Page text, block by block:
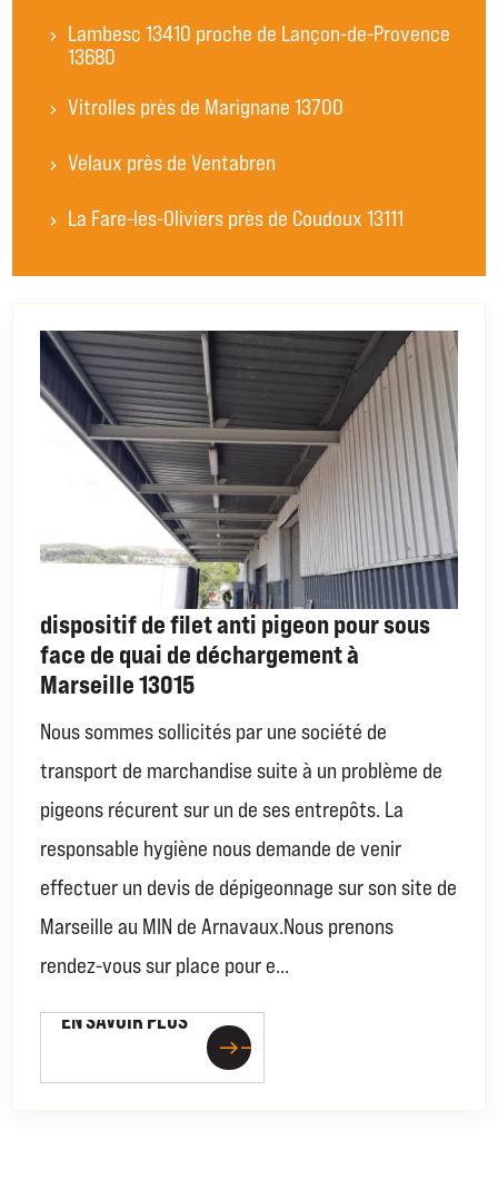
Lambesc 13410 proche de Lançon-de-Provence
13680
Vitrolles près de Marignane 13700
Velaux près de Ventabren
La Fare-les-Oliviers près de Coudoux 13111
dispositif de filet anti pigeon pour sous
face de quai de déchargement à
Marseille 13015
Nous sommes sollicités par une société de
transport de marchandise suite à un problème de
pigeons récurent sur un de ses entrepôts. La
responsable hygiène nous demande de venir
effectuer un devis de dépigeonnage sur son site de
Marseille au MIN de Arnavaux.Nous prenons
rendez-vous sur place pour e...
EN SAVOIR PLUS
easteast